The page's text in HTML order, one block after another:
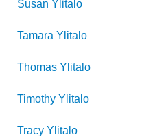
Susan Ylitalo
Tamara Ylitalo
Thomas Ylitalo
Timothy Ylitalo
Tracy Ylitalo